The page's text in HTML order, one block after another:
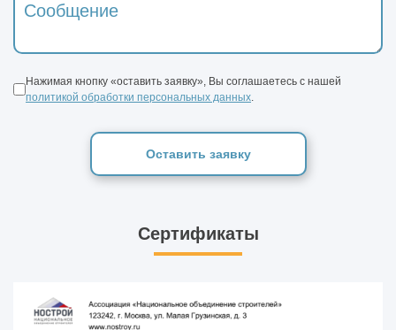
Нажимая кнопку «оставить заявку», Вы соглашаетесь с нашей
политикой обработки персональных данных
Оставить заявку
Сертификаты